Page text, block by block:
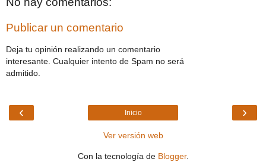
Publicar un comentario
Deja tu opinión realizando un comentario
interesante. Cualquier intento de Spam no será
admitido.
‹ ›
Inicio
Ver versión web
Con la tecnología de Blogger.